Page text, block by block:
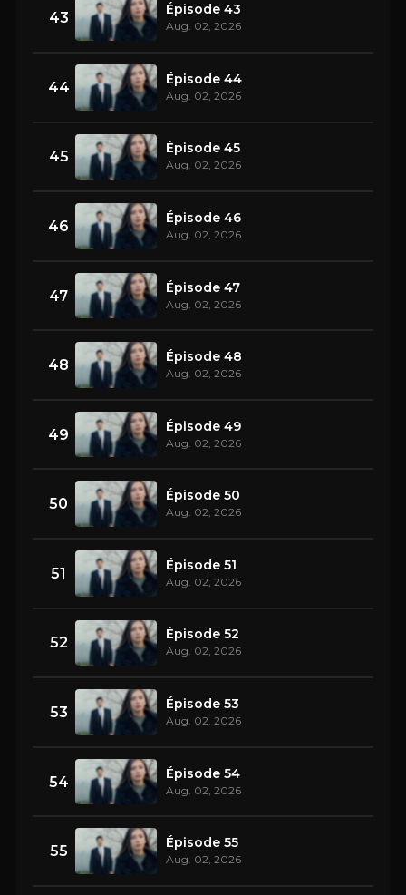
43 Épisode 43
Aug. 02, 2026
44 Épisode 44
Aug. 02, 2026
45 Épisode 45
Aug. 02, 2026
46 Épisode 46
Aug. 02, 2026
47 Épisode 47
Aug. 02, 2026
48 Épisode 48
Aug. 02, 2026
49 Épisode 49
Aug. 02, 2026
50 Épisode 50
Aug. 02, 2026
51 Épisode 51
Aug. 02, 2026
52 Épisode 52
Aug. 02, 2026
53 Épisode 53
Aug. 02, 2026
54 Épisode 54
Aug. 02, 2026
55 Épisode 55
Aug. 02, 2026